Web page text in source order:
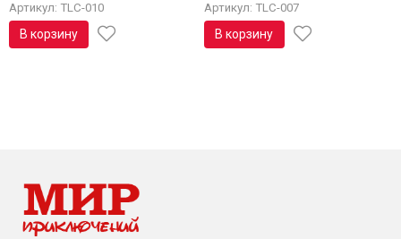
Артикул: TLC-010
В корзину
Артикул: TLC-007
В корзину